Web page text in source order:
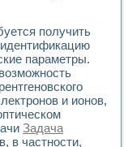
процессов получения
зрения для контроля
переходных процессов
обучающих
путем
получить
параметры.
и ионов,
Задача
в частности,